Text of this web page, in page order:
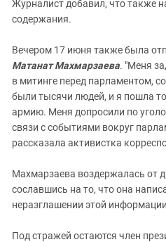
Журналист добавил, что также
содержания.
Вечером 17 июня также была
Матанат Махмарзаева. "Меня
в митинге перед парламентом,
были тысячи людей, и я пошла
армию. Меня допросили по
связи с событиями вокруг
рассказала активистка
Махмарзаева воздержалась от
сославшись на то, что она
неразглашении этой
Под стражей остаются член